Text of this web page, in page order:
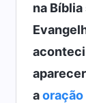
na
aoração